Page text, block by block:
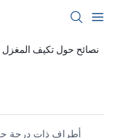
نصائح حول تكيف المغزل